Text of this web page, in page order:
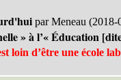
par Meneau
» à l’« Éducation
loin d’être une école